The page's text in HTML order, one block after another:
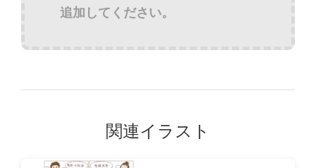
追加してください。
関連イラスト